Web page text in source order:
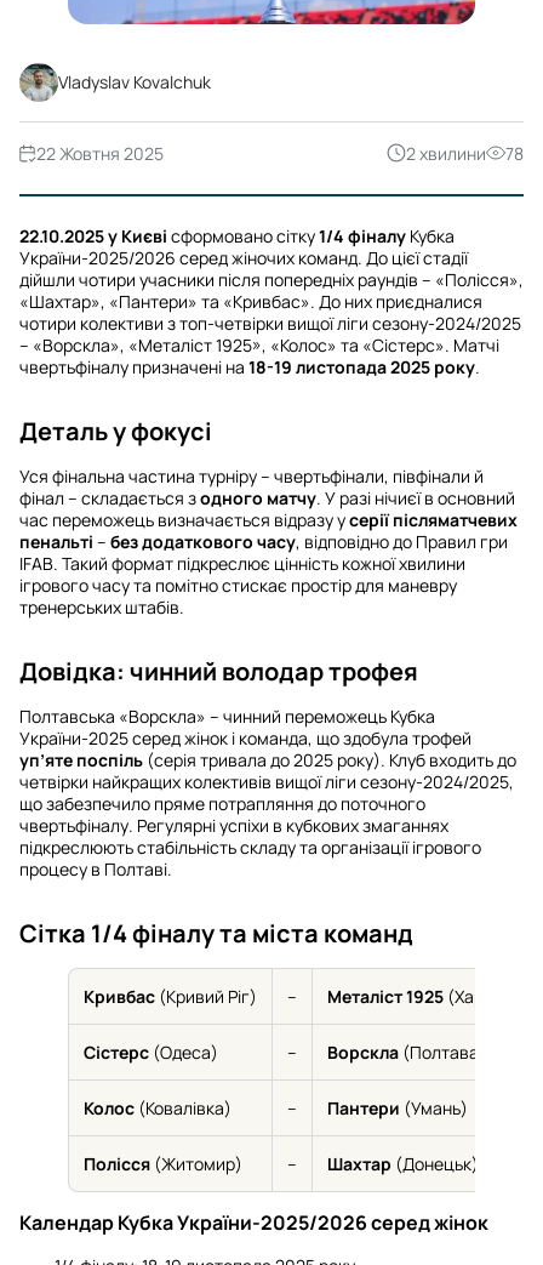
Vladyslav Kovalchuk
2 хвилини 78
22 Жовтня 2025
22.10.2025 у Києві сформовано сітку1/4 фіналу Кубка
України-2025/2026 серед жіночих команд. До цієї стадії
дійшли чотири учасники після попередніх раундів – «Полісся»,
«Шахтар», «Пантери» та «Кривбас». До них приєдналися
чотири колективи з топ-четвірки вищої ліги сезону-2024/2025
– «Ворскла», «Металіст 1925», «Колос» та «Сістерс». Матчі
чвертьфіналу призначені на 18-19 листопада 2025 року.
Деталь у фокусі
Уся фінальна частина турніру – чвертьфінали, півфінали й
фінал – складається зодного матчу. У разі нічиєї в основний
час переможець визначається відразу усерії післяматчевих
пенальті – без додаткового часу, відповідно до Правил гри
IFAB. Такий формат підкреслює цінність кожної хвилини
ігрового часу та помітно стискає простір для маневру
тренерських штабів.
Довідка: чинний володар трофея
Полтавська «Ворскла» – чинний переможець Кубка
України-2025 серед жінок і команда, що здобула трофей
уп’яте поспіль (серія тривала до 2025 року). Клуб входить до
четвірки найкращих колективів вищої ліги сезону-2024/2025,
що забезпечило пряме потрапляння до поточного
чвертьфіналу. Регулярні успіхи в кубкових змаганнях
підкреслюють стабільність складу та організації ігрового
процесу в Полтаві.
Сітка 1/4 фіналу та міста команд
Кривбас (Кривий Ріг) – Металіст 1925 (Харків)
Сістерс (Одеса) – Ворскла (Полтава)
Колос (Ковалівка) – Пантери (Умань)
Полісся (Житомир) – Шахтар (Донецьк)
Календар Кубка України-2025/2026 серед жінок